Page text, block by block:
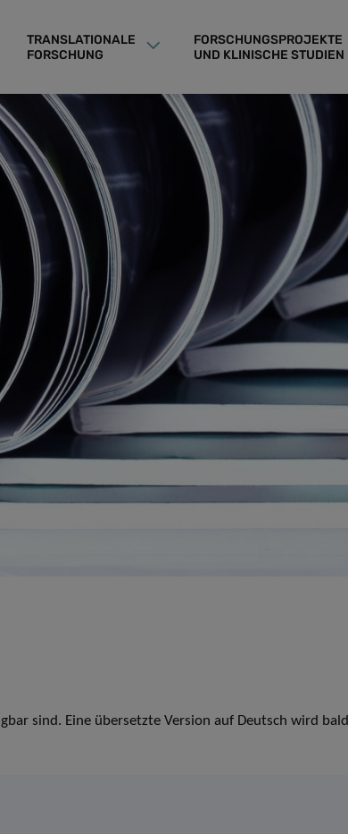
TRANSLATIONALE
FORSCHUNG
FORSCHUNGSPROJEKTE
UND KLINISCHE STUDIEN
sind. Eine übersetzte Version auf Deutsch wird bald